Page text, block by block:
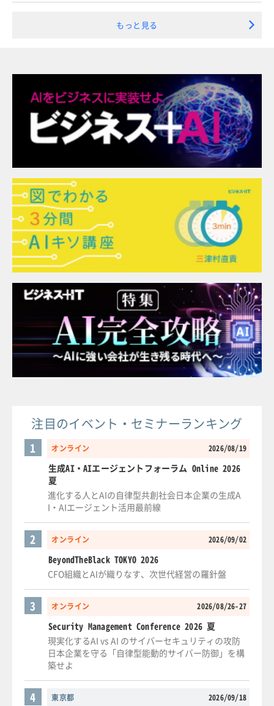
もっと見る
注目のイベント・セミナーランキング
オンライン 2026/08/19
1
生成AI・AIエージェントフォーラム Online 2026
夏
進化する人とAIの自律型共創社会日本企業の生成A
I・AIエージェント活用最前線
オンライン 2026/09/02
2
BeyondTheBlack TOKYO 2026
CFO組織とAIが織りなす、次世代経営の羅針盤
オンライン 2026/08/26-27
3
Security Management Conference 2026 夏
現実化するAI vs AI のサイバーセキュリティの攻防
日本企業を守る「自律型能動的サイバー防御」を構
築せよ
東京都 2026/09/18
4